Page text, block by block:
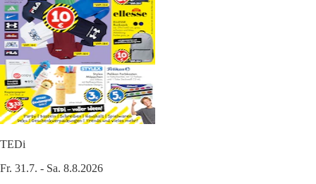
TEDi
Fr. 31.7. - Sa. 8.8.2026